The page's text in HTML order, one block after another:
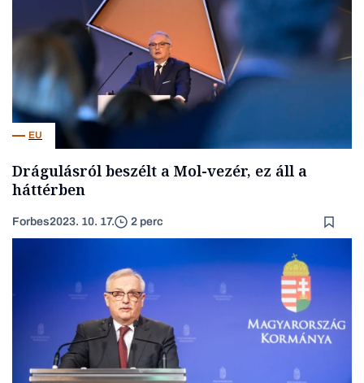
EU
Drágulásról beszélt a Mol-vezér, ez áll a
háttérben
Forbes2023. 10. 17. 2 perc